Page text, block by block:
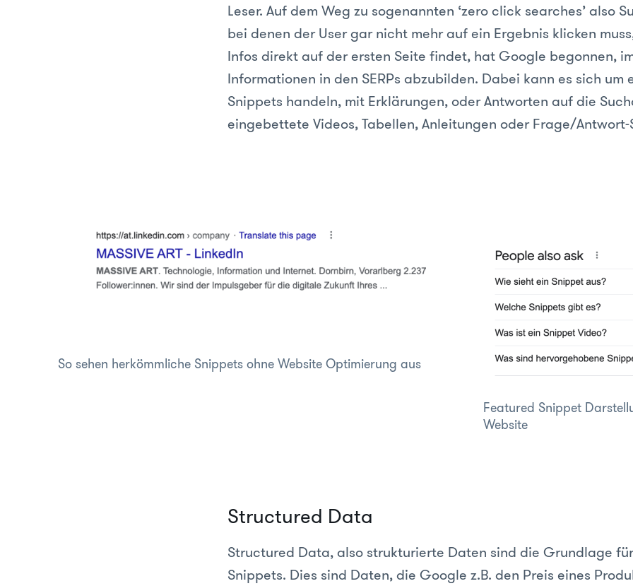
Leser. Auf dem Weg zu sogenannten ‘zero click searches’ also
bei denen der User gar nicht mehr auf ein Ergebnis klicken
Infos direkt auf der ersten Seite findet, hat Google begonnen,
Informationen in den SERPs abzubilden. Dabei kann es sich um
Snippets handeln, mit Erklärungen, oder Antworten auf die
eingebettete Videos, Tabellen, Anleitungen oder Frage/
So sehen herkömmliche Snippets ohne Website Optimierung aus
Featured Snippet
Website
Structured Data
Structured Data, also strukturierte Daten sind die Grundlage
Snippets. Dies sind Daten, die Google z.B. den Preis eines